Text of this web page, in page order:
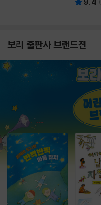
9.4 (
보리 출판사 브랜드전